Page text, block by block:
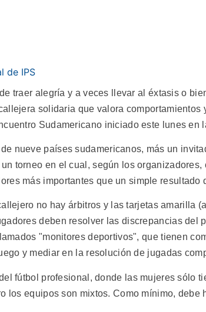
de IPS
traer alegría y a veces llevar al éxtasis o
solidaria que valora comportamientos
Sudamericano iniciado este lunes en
nueve países sudamericanos, más un
torneo en el cual, según los
más importantes que un simple resultado
no hay árbitros y las tarjetas amarilla
deben resolver las discrepancias del
"monitores deportivos", que tienen
y mediar en la resolución de jugadas
fútbol profesional, donde las mujeres sólo
los equipos son mixtos. Como mínimo, debe